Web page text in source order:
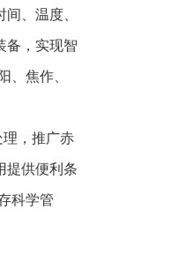
、温度、
备，实现智
、焦作、
，推广赤
提供便利条
科学管